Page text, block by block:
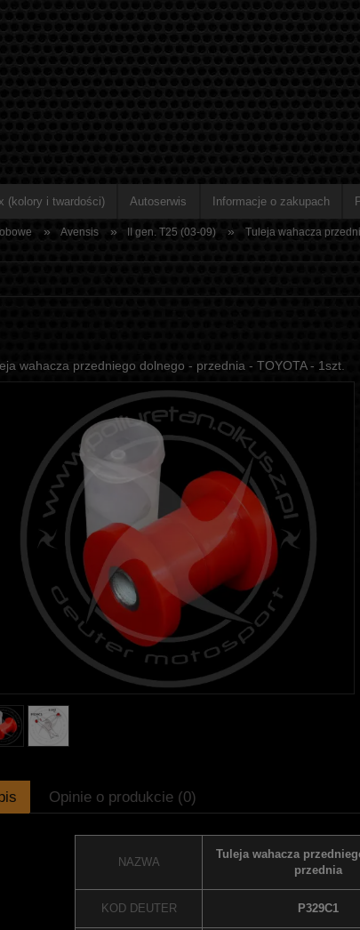
(kolory i twardości) Autoserwis Informacje o zakupach
» Avensis » II gen. T25 (03-09) » Tuleja wahacza
wahacza przedniego dolnego - przednia - TOYOTA - 1szt.
Opinie o produkcie (0)
NAZWA
Tuleja wahacza
przednia
KOD DEUTER P329C1